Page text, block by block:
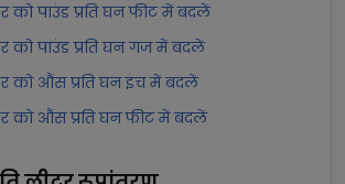
को पाउंड प्रति घन फीट में बदलें
को पाउंड प्रति घन गज में बदलें
को औंस प्रति घन इंच में बदलें
को औंस प्रति घन फीट में बदलें